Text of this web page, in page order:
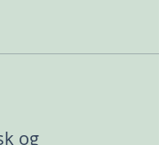
og drikker en
vi har den også
yoga, så du kommer
kører hjem med
i kroppen
og